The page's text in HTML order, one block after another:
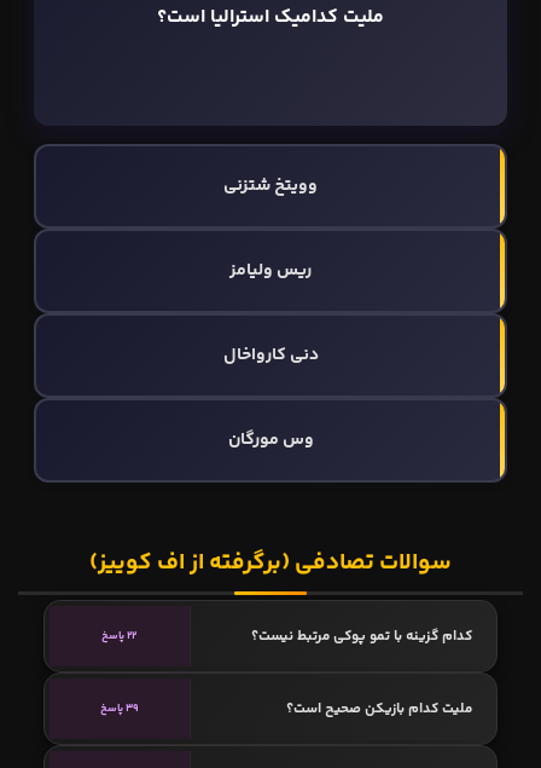
ملیت کدامیک استرالیا است؟
وویتخ شتزنی
ریس وليامز
دنی کارواخال
وس مورگان
سوالات تصادفی (برگرفته از اف کوییز)
کدام گزینه با تمو پوکی مرتبط نیست؟ 22 پاسخ
ملیت کدام بازیکن صحیح است؟ 39 پاسخ